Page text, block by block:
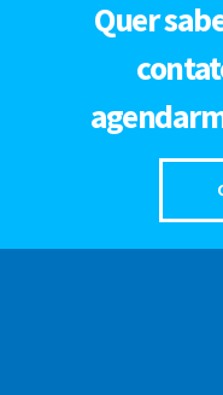
Quer